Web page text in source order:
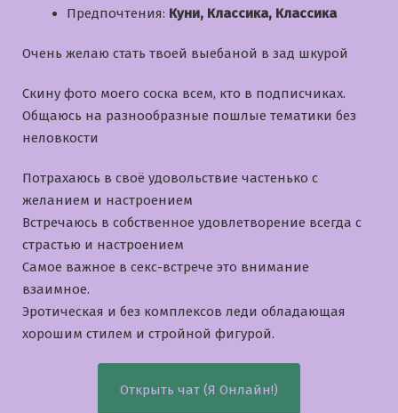
Предпочтения: Куни, Классика, Классика
Очень желаю стать твоей выебаной в зад шкурой
Скину фото моего соска всем, кто в подписчиках.
Общаюсь на разнообразные пошлые тематики без
неловкости
Потрахаюсь в своё удовольствие частенько с
желанием и настроением
Встречаюсь в собственное удовлетворение всегда с
страстью и настроением
Самое важное в секс-встрече это внимание
взаимное.
Эротическая и без комплексов леди обладающая
хорошим стилем и стройной фигурой.
Открыть чат (Я Онлайн!)